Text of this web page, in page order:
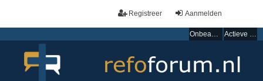
Aanmelden
Registreer
Onbeantwoorde onderwerpen Actieve onderwerpen